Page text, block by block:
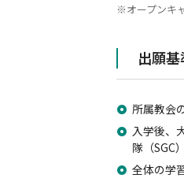
オープンキ
出願
所属教会
入学後、
隊（SGC
全体の学